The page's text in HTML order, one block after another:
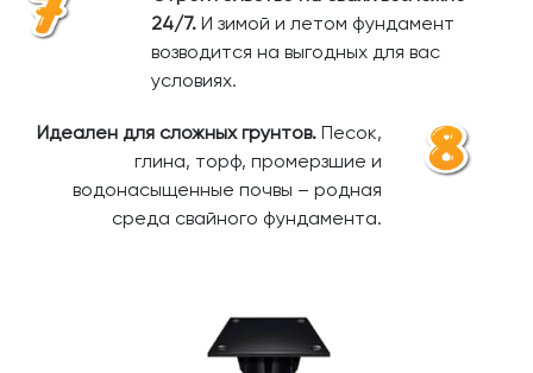
24/7. И зимой и летом фундамент
возводится на выгодных для вас
условиях.
Идеален для сложных грунтов. Песок,
глина, торф, промерзшие и
водонасыщенные почвы – родная
среда свайного фундамента.